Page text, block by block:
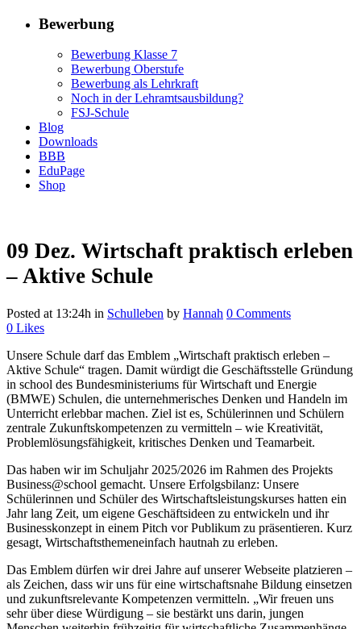
Bewerbung
Bewerbung Klasse 7
Bewerbung Oberstufe
Bewerbung als Lehrkraft
Noch in der Lehramtsausbildung?
FSJ-Schule
Blog
Downloads
BBB
EduPage
Shop
09 Dez. Wirtschaft praktisch erleben
– Aktive Schule
Posted at 13:24h in Schulleben by Hannah 0 Comments
0 Likes
Unsere Schule darf das Emblem „Wirtschaft praktisch erleben –
Aktive Schule“ tragen. Damit würdigt die Geschäftsstelle Gründung
in school des Bundesministeriums für Wirtschaft und Energie
(BMWE) Schulen, die unternehmerisches Denken und Handeln im
Unterricht erlebbar machen. Ziel ist es, Schülerinnen und Schülern
zentrale Zukunftskompetenzen zu vermitteln – wie Kreativität,
Problemlösungsfähigkeit, kritisches Denken und Teamarbeit.
Das haben wir im Schuljahr 2025/2026 im Rahmen des Projekts
Business@school gemacht. Unsere Erfolgsbilanz: Unsere
Schülerinnen und Schüler des Wirtschaftsleistungskurses hatten ein
Jahr lang Zeit, um eigene Geschäftsideen zu entwickeln und ihr
Businesskonzept in einem Pitch vor Publikum zu präsentieren. Kurz
gesagt, Wirtschaftsthemeneinfach hautnah zu erleben.
Das Emblem dürfen wir drei Jahre auf unserer Webseite platzieren –
als Zeichen, dass wir uns für eine wirtschaftsnahe Bildung einsetzen
und zukunftsrelevante Kompetenzen vermitteln. „Wir freuen uns
sehr über diese Würdigung – sie bestärkt uns darin, jungen